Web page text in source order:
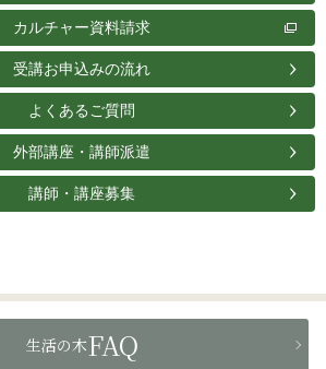
カルチャー資料請求
受講お申込みの流れ
よくあるご質問
外部講座・講師派遣
講師・講座募集
生活の木FAQ